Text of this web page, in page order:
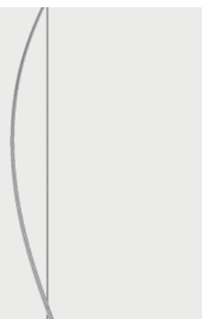
Sorgente luminosa
E27 LED Ø T35 max 9,8 cm
1 × 21 W (max 25 W) Ø max
Lampadina non inclusa